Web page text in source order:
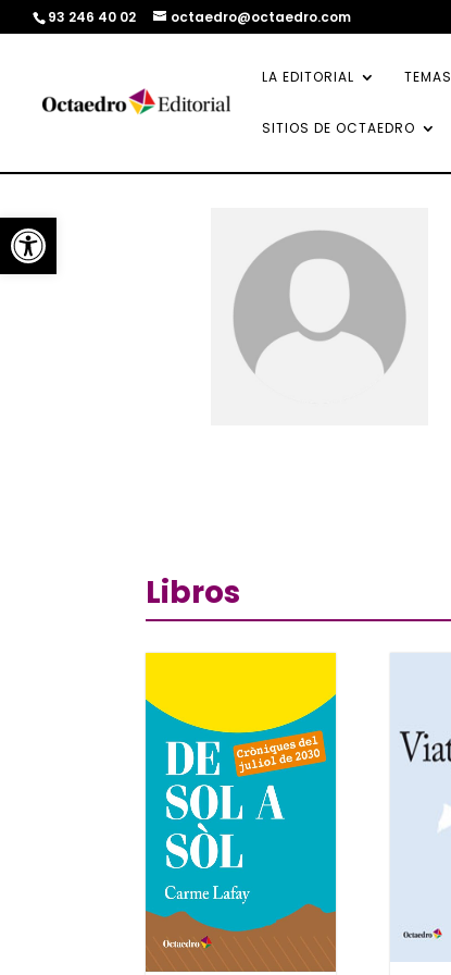
Abrir barra de herramientas
93 246 40 02 octaedro@octaedro.com
LA EDITORIAL TEMAS
SITIOS DE OCTAEDRO
Libros